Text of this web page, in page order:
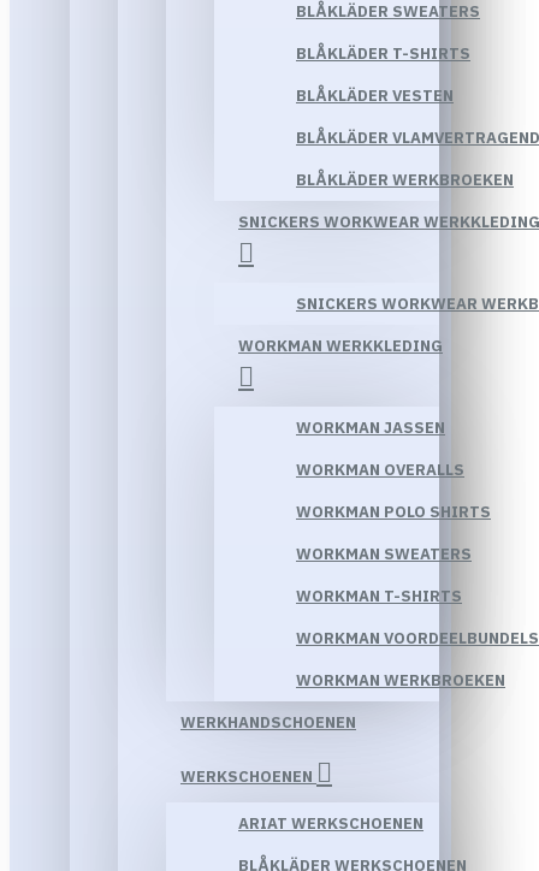
BLÅKLÄDER SWEATERS
BLÅKLÄDER T-SHIRTS
BLÅKLÄDER VESTEN
BLÅKLÄDER
BLÅKLÄDER WERKBROEKEN
SNICKERS WORKWEAR WERKKLEDING
SNICKERS WORKWEAR
WORKMAN WERKKLEDING
WORKMAN JASSEN
WORKMAN OVERALLS
WORKMAN POLO SHIRTS
WORKMAN SWEATERS
WORKMAN T-SHIRTS
WORKMAN VOORDEELBUNDELS
WORKMAN WERKBROEKEN
WERKHANDSCHOENEN
WERKSCHOENEN
ARIAT WERKSCHOENEN
BLÅKLÄDER WERKSCHOENEN